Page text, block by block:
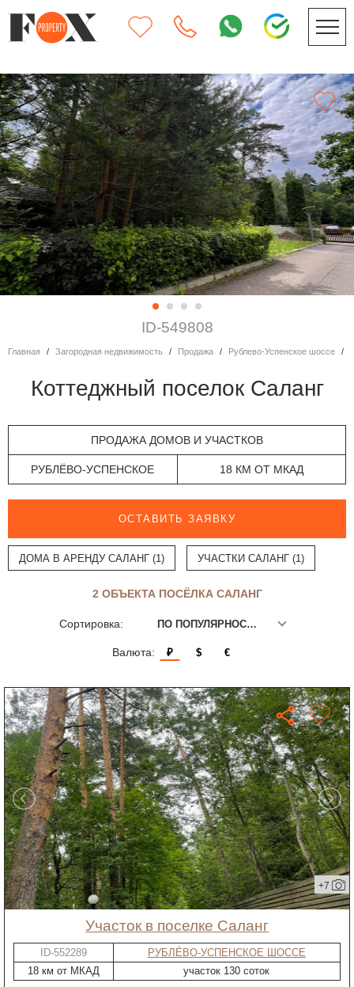
ID-549808
Главная Загородная недвижимость Продажа Рублево-Успенское шоссе
Коттеджный поселок Саланг
ПРОДАЖА ДОМОВ И УЧАСТКОВ
РУБЛЁВО-УСПЕНСКОЕ 18 КМ ОТ МКАД
ОСТАВИТЬ ЗАЯВКУ
ДОМА В АРЕНДУ САЛАНГ (1) УЧАСТКИ САЛАНГ (1)
2 ОБЪЕКТА ПОСЁЛКА САЛАНГ
Сортировка: ПО ПОПУЛЯРНОСТИ
Валюта: ₽ $ €
+7
участок в поселке Саланг
ID-552289
РУБЛЁВО-УСПЕНСКОЕ ШОССЕ
18 км от МКАД
участок 130 соток